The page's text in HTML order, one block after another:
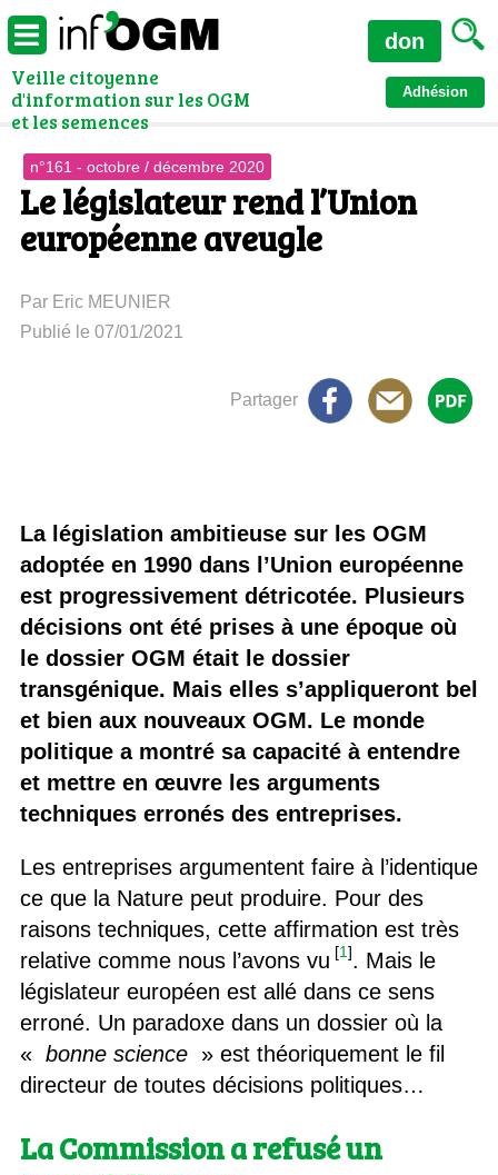
Veille citoyenne
d'information sur les OGM
et les semences
Adhésion
don
n°161 - octobre / décembre 2020
Le législateur rend l’Union
européenne aveugle
Par Eric MEUNIER
Publié le 07/01/2021
Partager
La législation ambitieuse sur les OGM
adoptée en 1990 dans l’Union européenne
est progressivement détricotée. Plusieurs
décisions ont été prises à une époque où
le dossier OGM était le dossier
transgénique. Mais elles s’appliqueront bel
et bien aux nouveaux OGM. Le monde
politique a montré sa capacité à entendre
et mettre en œuvre les arguments
techniques erronés des entreprises.
Les entreprises argumentent faire à l’identique
ce que la Nature peut produire. Pour des
raisons techniques, cette affirmation est très
relative comme nous l’avons vu [1]. Mais le
législateur européen est allé dans ce sens
erroné. Un paradoxe dans un dossier où la
« bonne science » est théoriquement le fil
directeur de toutes décisions politiques…
La Commission a refusé un